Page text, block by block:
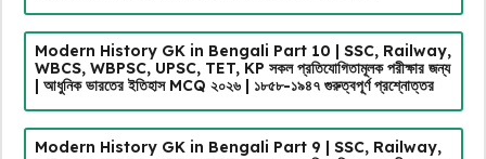
Modern History GK in Bengali Part 10 | SSC, Railway,
WBCS, WBPSC, UPSC, TET, KP সকল প্রতিযোগিতামূলক পরীক্ষার জন্য
| আধুনিক ভারতের ইতিহাস MCQ ২০২৬ | ১৮৫৮-১৯৪৭ গুরুত্বপূর্ণ প্রশ্নোত্তর
Modern History GK in Bengali Part 9 | SSC, Railway,